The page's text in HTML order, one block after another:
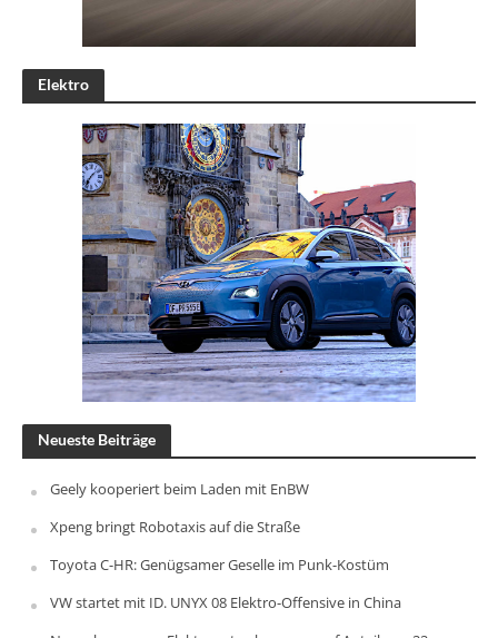
Elektro
Neueste Beiträge
Geely kooperiert beim Laden mit EnBW
Xpeng bringt Robotaxis auf die Straße
Toyota C-HR: Genügsamer Geselle im Punk-Kostüm
VW startet mit ID. UNYX 08 Elektro-Offensive in China